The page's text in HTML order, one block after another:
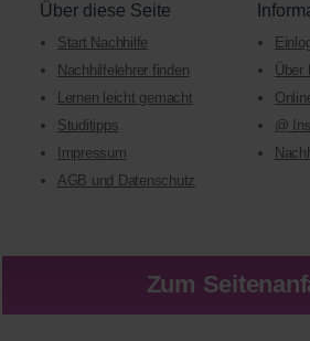
Über diese Seite
Start Nachhilfe
Nachhilfelehrer finden
Lernen leicht gemacht
Studitipps
Impressum
AGB und Datenschutz
Über
@
Zum